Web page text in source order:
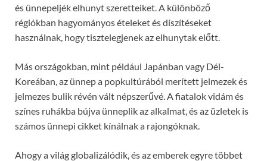
és ünnepeljék elhunyt szeretteiket. A különböző
régiókban hagyományos ételeket és díszítéseket
használnak, hogy tisztelegjenek az elhunytak előtt.
Más országokban, mint például Japánban vagy Dél-
Koreában, az ünnep a popkultúrából merített jelmezek és
jelmezes bulik révén vált népszerűvé. A fiatalok vidám és
színes ruhákba bújva ünneplik az alkalmat, és az üzletek is
számos ünnepi cikket kínálnak a rajongóknak.
Ahogy a világ globalizálódik, és az emberek egyre többet